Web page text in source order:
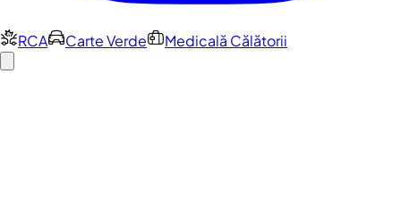
RCA Carte Verde Medicală Călătorii